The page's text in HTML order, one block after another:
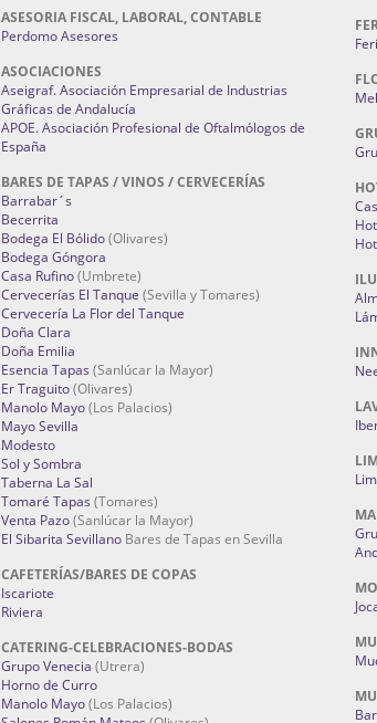
ASESORIA FISCAL, LABORAL, CONTABLE
Perdomo Asesores
ASOCIACIONES
Aseigraf. Asociación Empresarial de Industrias
Gráficas de Andalucía
APOE. Asociación Profesional de Oftalmólogos de
España
BARES DE TAPAS / VINOS / CERVECERÍAS
Barrabar´s
Becerrita
Bodega El Bólido(Olivares)
Bodega Góngora
Casa Rufino(Umbrete)
Cervecerías El Tanque (Sevilla y Tomares)
Cervecería La Flor del Tanque
Doña Clara
Doña Emilia
Esencia Tapas (Sanlúcar la Mayor)
Er Traguito(Olivares)
Manolo Mayo(Los Palacios)
Mayo Sevilla
Modesto
Sol y Sombra
Taberna La Sal
Tomaré Tapas (Tomares)
Venta Pazo(Sanlúcar la Mayor)
El Sibarita Sevillano Bares de Tapas en Sevilla
CAFETERÍAS/BARES DE COPAS
Iscariote
Riviera
CATERING-CELEBRACIONES-BODAS
Grupo Venecia (Utrera)
Horno de Curro
Manolo Mayo(Los Palacios)